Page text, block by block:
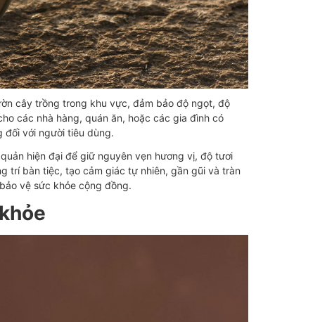
cây trồng trong khu vực, đảm bảo độ ngọt, độ
các nhà hàng, quán ăn, hoặc các gia đình có
đối với người tiêu dùng.
hiện đại để giữ nguyên vẹn hương vị, độ tươi
trí bàn tiệc, tạo cảm giác tự nhiên, gần gũi và tràn
vệ sức khỏe cộng đồng.